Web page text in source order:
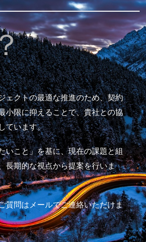
ェクトの最適な推進のため、契約
小限に抑えることで、貴社との協
ています。
いこと」を基に、現在の課題と組
長期的な視点から提案を行いま
質問はメールでご連絡いただけま